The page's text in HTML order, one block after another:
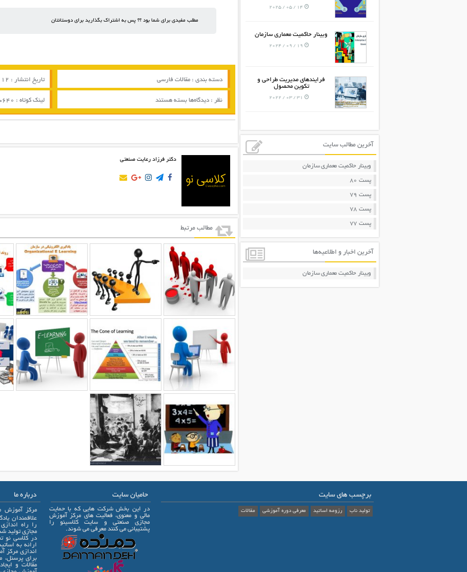
14 / 05 / 2025
وبینار حاکمیت معماری سازمان
19 / 09 / 2024
فرایندهای مدیریت طراحی و
تکوین محصول
31 / 03 / 2022
آخرین مطالب سایت
وبینار حاکمیت معماری سازمان
پست 80
پست 79
پست 78
پست 77
آخرین اخبار و اطلاعیه‌ها
وبینار حاکمیت معماری سازمان
مطلب مفیدی برای شما بود ؟؟ پس به اشتراک بگذارید برای دوستانتان
دسته بندی : مقالات فارسی تاریخ انتشار : 12 / 03 / 2017
نظر : دیدگاه‌ها یادگیری
نسل
های
مختلف
بسته هستند لینک کوتاه :
دکتر فرزاد رعایت صنعتی
مطالب مرتبط
برچسب های سایت
تولید ناب رزومه اساتید معرفی دوره آموزشی مقالات
حامیان سایت
در این بخش شرکت هایی که با حمایت
مالی و معنوی، فعالیت های مرکز آموزش
مجازی صنعتی و سایت کلاسینو را
پشتیبانی می کنند معرفی می شوند.
درباره ما
مرکز آموزش
را راه
مجازی تولید
در کلاسی نو
ارائه به
اندازی مرکز
برای پرسنل،
مقالات و